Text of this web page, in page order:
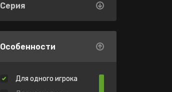
Серия
Особенности
Для одного игрока